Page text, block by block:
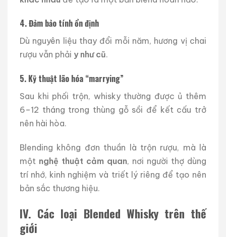
4. Đảm bảo tính ổn định
Dù nguyên liệu thay đổi mỗi năm, hương vị chai
rượu vẫn phải y như cũ.
5. Kỹ thuật lão hóa “marrying”
Sau khi phối trộn, whisky thường được ủ thêm
6–12 tháng trong thùng gỗ sồi để kết cấu trở
nên hài hòa.
Blending không đơn thuần là trộn rượu, mà là
một nghệ thuật cảm quan, nơi người thợ dùng
trí nhớ, kinh nghiệm và triết lý riêng để tạo nên
bản sắc thương hiệu.
IV. Các loại Blended Whisky trên thế
giới